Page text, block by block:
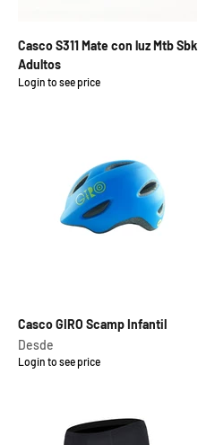
Casco S311 Mate con luz Mtb Sbk
Adultos
Precio de oferta
Login to see price
Casco GIRO Scamp Infantil
Precio de oferta
Desde
Login to see price